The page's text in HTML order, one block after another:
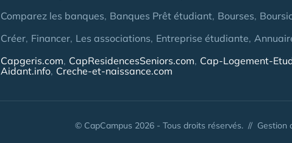
Comparez les banques Banques Prêt étudiant Bourses
Créer Financer Les associations Entreprise étudiante
Capgeris.com CapResidencesSeniors.com Cap-Logement-
Aidant.info Creche-et-naissance.com
© CapCampus 2026 - Tous droits réservés. // Gestion